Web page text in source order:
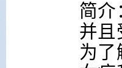
简介
并且
为了